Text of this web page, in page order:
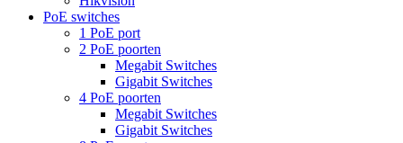
PoE switches
1 PoE port
2 PoE poorten
Megabit Switches
Gigabit Switches
4 PoE poorten
Megabit Switches
Gigabit Switches